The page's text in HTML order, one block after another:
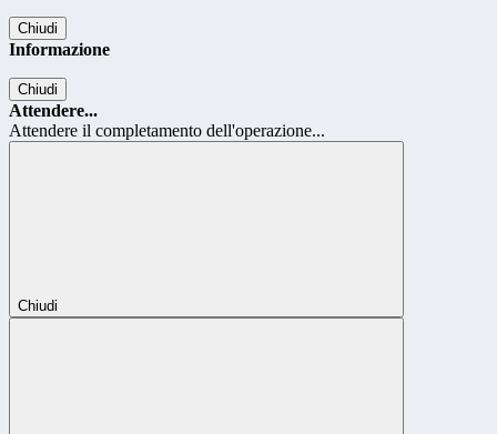
Chiudi
Informazione
Chiudi
Attendere...
Attendere il completamento dell'operazione...
Chiudi